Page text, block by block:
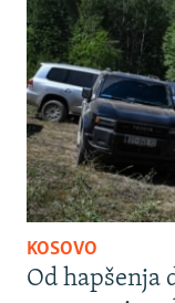
KOSOVO
Od hapšenja